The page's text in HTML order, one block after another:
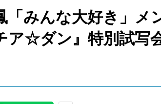
「みんな大好き」メ
ア☆ダン』特別試写